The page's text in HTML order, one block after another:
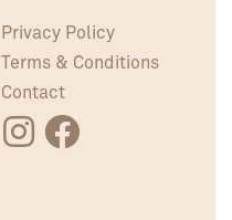
Privacy Policy
Terms & Conditions
Contact